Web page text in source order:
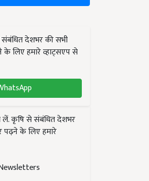
देशभर की सभी
लिए हमारे व्हाट्सएप से
लें. कृषि से संबंधित देशभर
के लिए हमारे